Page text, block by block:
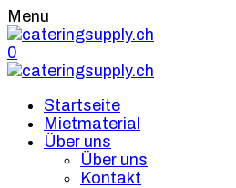
Menu
0
Startseite
Mietmaterial
Über uns
Über uns
Kontakt